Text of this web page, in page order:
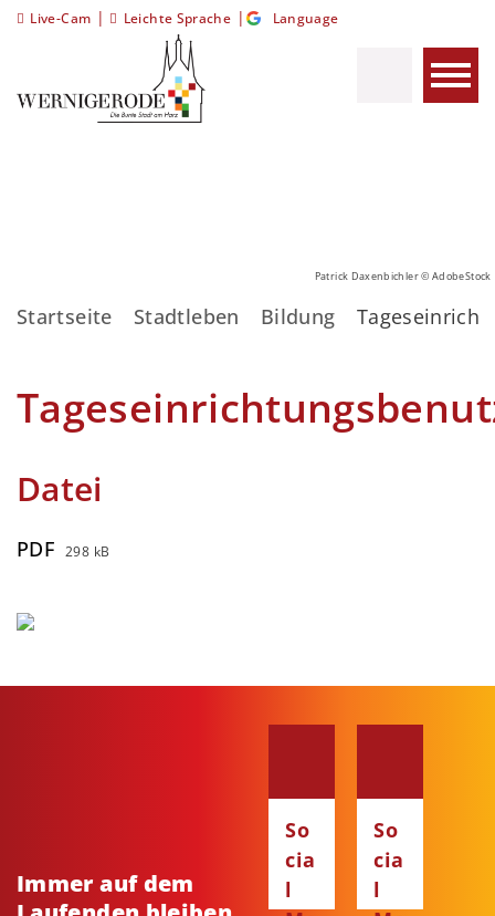
Live-Cam | Leichte Sprache | Language
Patrick Daxenbichler © AdobeStock
Startseite Stadtleben Bildung
Datei
PDF 298 kB
Immer auf dem
So
cia
l
So
cia
l